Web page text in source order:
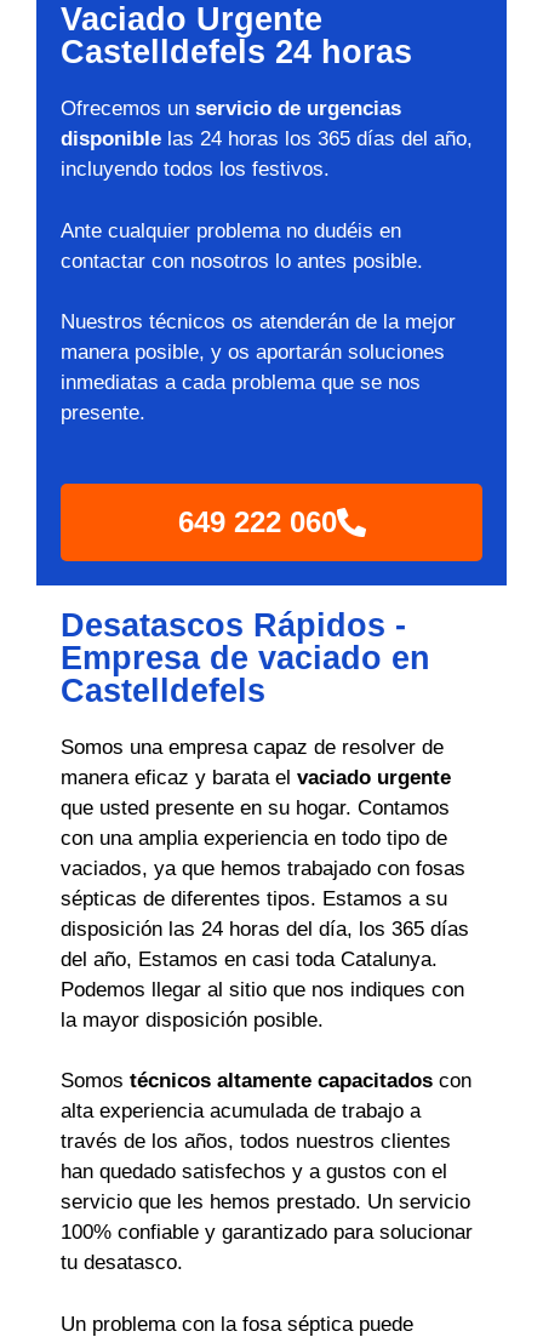
Vaciado Urgente
Castelldefels 24 horas
Ofrecemos un servicio de urgencias
disponible las 24 horas los 365 días del año,
incluyendo todos los festivos.
Ante cualquier problema no dudéis en
contactar con nosotros lo antes posible.
Nuestros técnicos os atenderán de la mejor
manera posible, y os aportarán soluciones
inmediatas a cada problema que se nos
presente.
649 222 060
Desatascos Rápidos -
Empresa de vaciado en
Castelldefels
Somos una empresa capaz de resolver de
manera eficaz y barata el vaciado urgente
que usted presente en su hogar. Contamos
con una amplia experiencia en todo tipo de
vaciados, ya que hemos trabajado con fosas
sépticas de diferentes tipos. Estamos a su
disposición las 24 horas del día, los 365 días
del año, Estamos en casi toda Catalunya.
Podemos llegar al sitio que nos indiques con
la mayor disposición posible.
Somos técnicos altamente capacitados con
alta experiencia acumulada de trabajo a
través de los años, todos nuestros clientes
han quedado satisfechos y a gustos con el
servicio que les hemos prestado. Un servicio
100% confiable y garantizado para solucionar
tu desatasco.
Un problema con la fosa séptica puede